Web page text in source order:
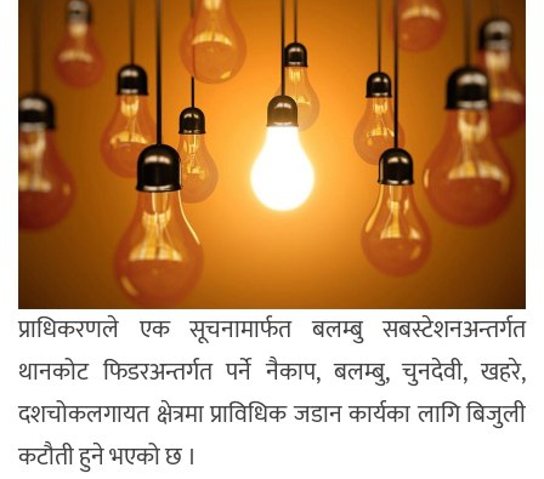
प्राधिकरणले एक सूचनामार्फत बलम्बु सबस्टेशनअन्तर्गत
थानकोट फिडरअन्तर्गत पर्ने नैकाप, बलम्बु, चुनदेवी, खहरे,
दशचोकलगायत क्षेत्रमा प्राविधिक जडान कार्यका लागि बिजुली
कटौती हुने भएको छ ।